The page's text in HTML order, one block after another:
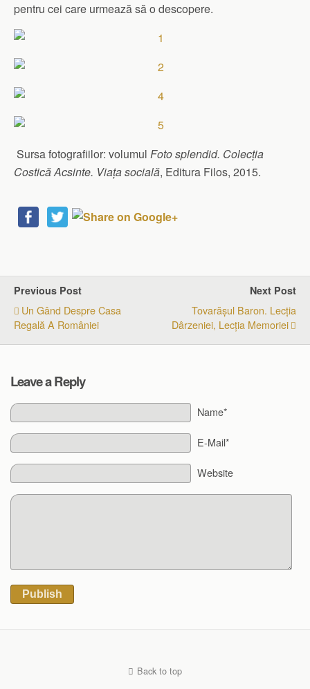
pentru cei care urmează să o descopere.
Sursa fotografiilor: volumul Foto splendid. Colecţia
Costică Acsinte. Viaţa socială, Editura Filos, 2015.
Previous Post
Un Gând Despre Casa
Regală A României
Next Post
Tovarăşul Baron. Lecţia
Dârzeniei, Lecţia Memoriei
Leave a Reply
Name*
E-Mail*
Website
Publish
Back to top